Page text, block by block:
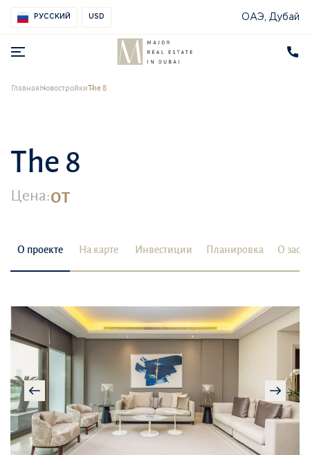
РУССКИЙ USD ОАЭ, Дубай
ГлавнаяНовостройкиThe 8
The 8
Цена:от
О проекте На карте Инвестиции Планировка О